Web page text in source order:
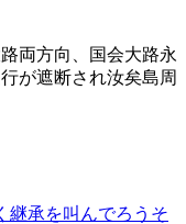
両方向、国会大路永
が遮断され汝矣島周
継承を叫んでろうそ